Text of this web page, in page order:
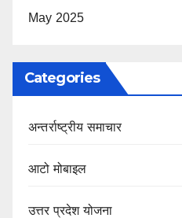
May 2025
Categories
अन्तर्राष्ट्रीय समाचार
आटो मोबाइल
उत्तर प्रदेश योजना